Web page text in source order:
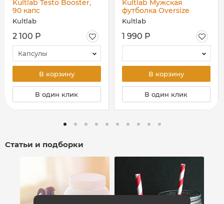
Kultlab Testo Booster,
90 капс
Kultlab
2 100 Р
Капсулы
В корзину
В один клик
Kultlab Мужская
футболка Oversize
Logo, чёрная
Kultlab
1 990 Р
В корзину
В один клик
Статьи и подборки